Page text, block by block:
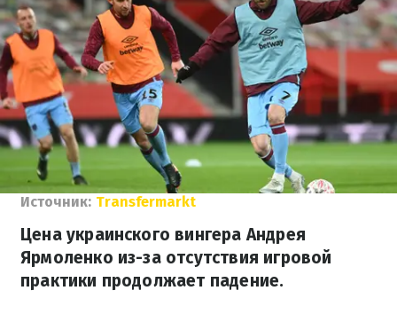
Источник: Transfermarkt
Цена украинского вингера Андрея
Ярмоленко из-за отсутствия игровой
практики продолжает падение.